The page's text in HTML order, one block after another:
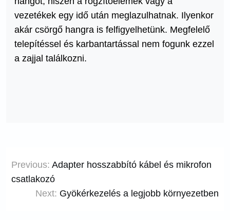
vezetékek egy idő után meglazulhatnak. Ilyenkor
akár csörgő hangra is felfigyelhetünk. Megfelelő
telepítéssel és karbantartással nem fogunk ezzel
a zajjal találkozni.
navigáció
Previous: Adapter hosszabbító kábel és mikrofon
csatlakozó
Next: Gyökérkezelés a legjobb környezetben